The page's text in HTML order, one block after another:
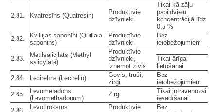
2.81. Kvatresīns (Quatresin)
Produktīvie
dzīvnieki
Tikai kā zāļu
papildvielu
koncentrācijā līdz
0,5 %
2.82.
Kvillijas saponīni (Quillaia
saponins)
Produktīvie
dzīvnieki
Bez
ierobežojumiem
2.83.
Metilsalicilāts (Methyl
salicylate)
Produktīvie
dzīvnieki,
izņemot zivis
Tikai ārīgai
lietošanai
2.84.
Lecirelīns (Lecirelin)
Govis, truši,
zirgi
Bez
ierobežojumiem
2.85.
Levometadons
(Levomethadonum)
Zirgi
Tikai intravenozai
ievadīšanai
2.86.
Levotiroksīns
Produktīvie
Bez